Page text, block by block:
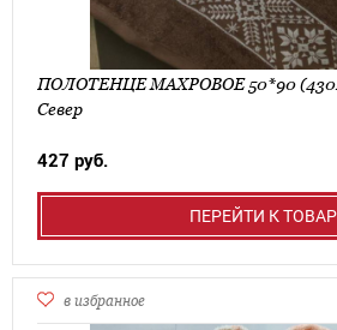
ПОЛОТЕНЦЕ МАХРОВОЕ 50*90
Север
427 руб.
ПЕРЕЙТИ К
в избранное